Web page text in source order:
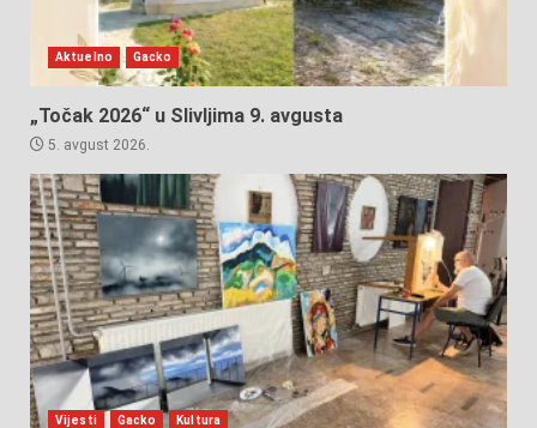
Aktuelno Gacko
„Točak 2026“ u Slivljima 9. avgusta
5. avgust 2026.
Vijesti Gacko Kultura